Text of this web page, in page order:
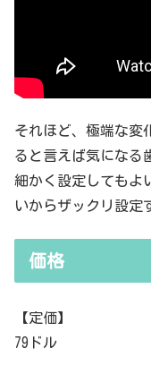
それほど、極端な変
ると言えば気になる
細かく設定してもよ
いからザックリ設定
価格
【定価】
79ドル